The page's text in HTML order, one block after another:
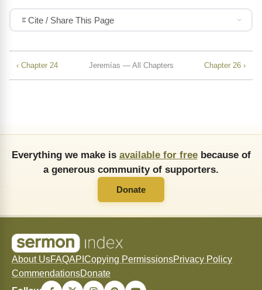
Cite / Share This Page
‹ Chapter 24 Jeremías — All Chapters Chapter 26 ›
Everything we make is available for freebecause of
a generous community of supporters.
Donate
About UsFAQAPI Copying PermissionsPrivacy Policy
CommendationsDonate